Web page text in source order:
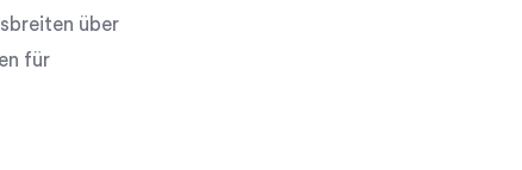
über
für